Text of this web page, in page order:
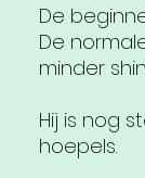
De
De
minder
Hij is nog
hoepels.